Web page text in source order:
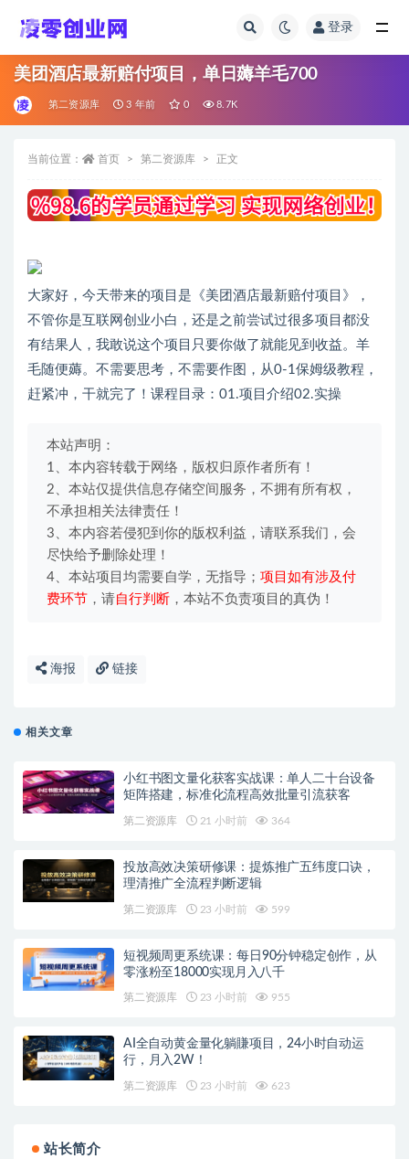
登录
美团酒店最新赔付项目，单日薅羊毛700
第二资源库 3 年前 0 8.7K
当前位置： 首页 第二资源库 正文
大家好，今天带来的项目是《美团酒店最新赔付项目》，
不管你是互联网创业小白，还是之前尝试过很多项目都没
有结果人，我敢说这个项目只要你做了就能见到收益。羊
毛随便薅。不需要思考，不需要作图，从0-1保姆级教程，
赶紧冲，干就完了！课程目录：01.项目介绍02.实操
本站声明：
1、本内容转载于网络，版权归原作者所有！
2、本站仅提供信息存储空间服务，不拥有所有权，
不承担相关法律责任！
3、本内容若侵犯到你的版权利益，请联系我们，会
尽快给予删除处理！
4、本站项目均需要自学，无指导； 项目如有涉及付
费环节 ，请自行判断 ，本站不负责项目的真伪！
海报 链接
相关文章
小红书图文量化获客实战课：单人二十台设备
矩阵搭建，标准化流程高效批量引流获客
第二资源库 21 小时前 364
投放高效决策研修课：提炼推广五纬度口诀，
理清推广全流程判断逻辑
第二资源库 23 小时前 599
短视频周更系统课：每日90分钟稳定创作，从
零涨粉至18000实现月入八千
第二资源库 23 小时前 955
AI全自动黄金量化躺賺项目，24小时自动运
行，月入2W！
第二资源库 23 小时前 623
站长简介